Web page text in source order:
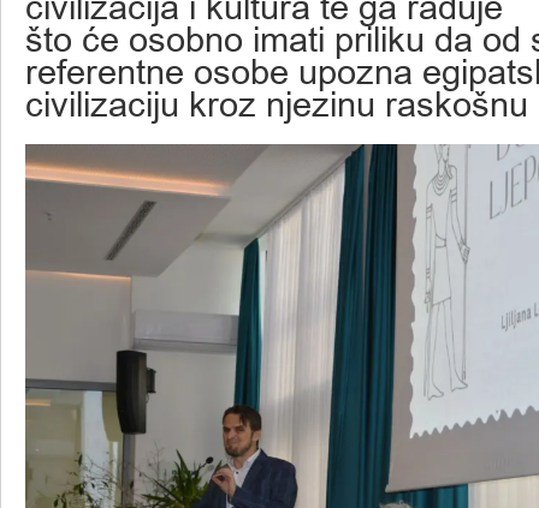
što će osobno imati priliku da od
referentne osobe upozna
civilizaciju kroz njezinu raskošnu